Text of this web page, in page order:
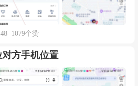
扫码连接，或点击【连接汽
接。
1079个赞
方手机位置